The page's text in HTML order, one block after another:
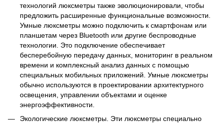
технологий люксметры также эволюционировали, чтобы
предложить расширенные функциональные возможности.
Умные люксметры можно подключить к смартфонам или
планшетам через Bluetooth или другие беспроводные
технологии. Это подключение обеспечивает
бесперебойную передачу данных, мониторинг в реальном
времени и комплексный анализ данных с помощью
специальных мобильных приложений. Умные люксметры
обычно используются в проектировании архитектурного
освещения, управлении объектами и оценке
энергоэффективности.
Экологические люксметры. Эти люксметры специально